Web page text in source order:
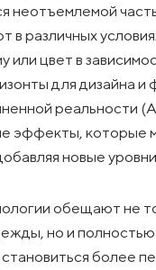
неотъемлемой
в различных
цвет в
для дизайна и
реальности
эффекты, которые
новые уровни
обещают не
но и
более